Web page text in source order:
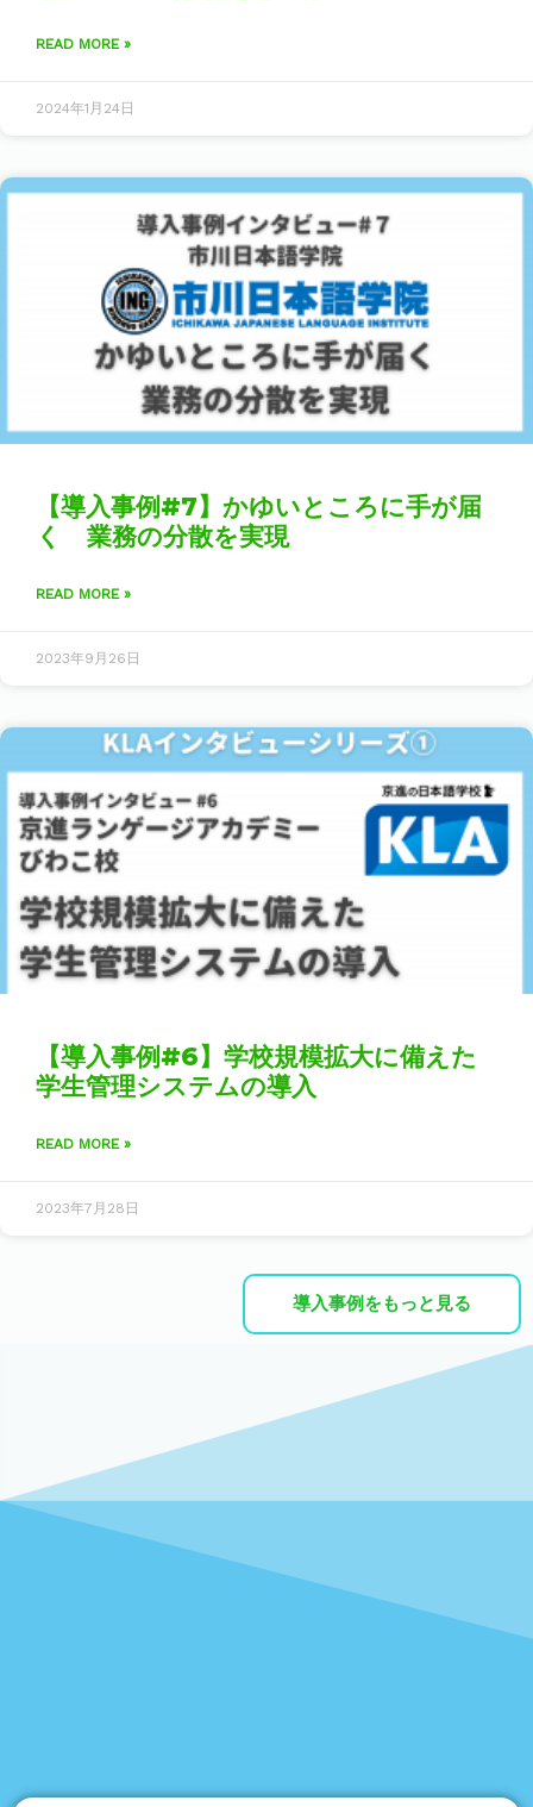
READ MORE »
2024年1月24日
【導入事例#7】かゆいところに手が届
く 業務の分散を実現
READ MORE »
2023年9月26日
【導入事例#6】学校規模拡大に備えた
学生管理システムの導入
READ MORE »
2023年7月28日
導入事例をもっと見る